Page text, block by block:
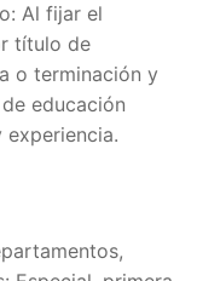
Al fijar el
título de
o terminación y
educación